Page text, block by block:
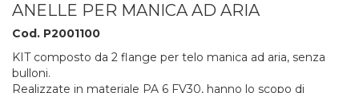
ANELLE PER MANICA AD ARIA
Cod. P2001100
KIT composto da 2 flange per telo manica ad aria, senza
bulloni.
Realizzate in materiale PA 6 FV30, hanno lo scopo di